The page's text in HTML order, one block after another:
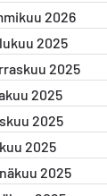
2026
2025
2025
2025
2025
2025
2025